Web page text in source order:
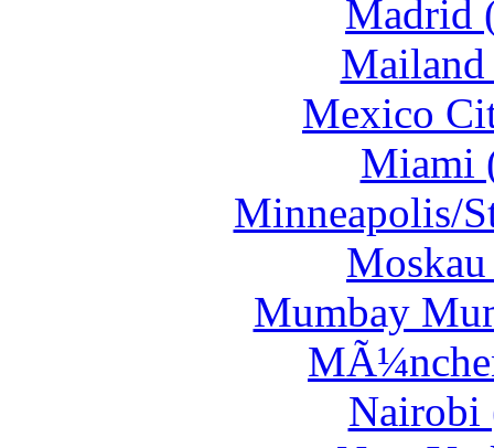
Madrid
Mexico
Miami
Minneapolis/
Mumbay
Nairobi